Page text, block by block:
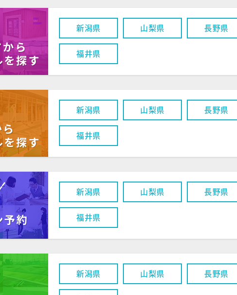
新潟県 山梨県 長野県
福井県
新潟県 山梨県 長野県
福井県
新潟県 山梨県 長野県
福井県
新潟県 山梨県 長野県